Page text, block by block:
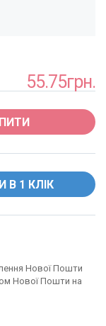
55.75грн.
Нової Пошти
Нової Пошти на